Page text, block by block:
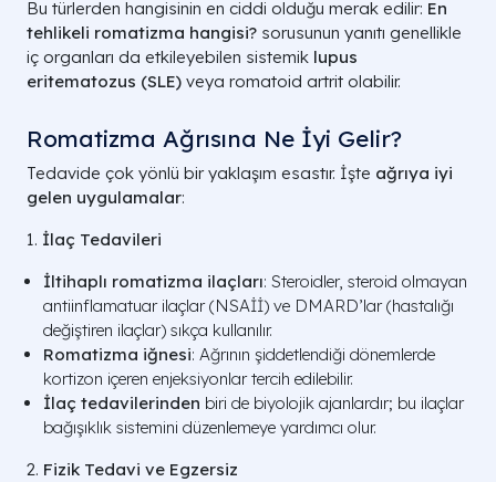
Bu türlerden hangisinin en ciddi olduğu merak edilir: En
tehlikeli romatizma hangisi? sorusunun yanıtı genellikle
iç organları da etkileyebilen sistemik lupus
eritematozus (SLE) veya romatoid artrit olabilir.
Romatizma Ağrısına Ne İyi Gelir?
Tedavide çok yönlü bir yaklaşım esastır. İşte ağrıya iyi
gelen uygulamalar:
1. İlaç Tedavileri
İltihaplı romatizma ilaçları: Steroidler, steroid olmayan
antiinflamatuar ilaçlar (NSAİİ) ve DMARD’lar (hastalığı
değiştiren ilaçlar) sıkça kullanılır.
Romatizma iğnesi: Ağrının şiddetlendiği dönemlerde
kortizon içeren enjeksiyonlar tercih edilebilir.
İlaç tedavilerinden biri de biyolojik ajanlardır; bu ilaçlar
bağışıklık sistemini düzenlemeye yardımcı olur.
2. Fizik Tedavi ve Egzersiz